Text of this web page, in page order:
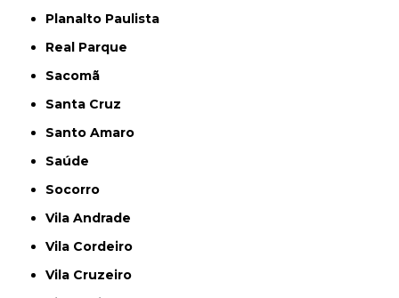
Planalto Paulista
Real Parque
Sacomã
Santa Cruz
Santo Amaro
Saúde
Socorro
Vila Andrade
Vila Cordeiro
Vila Cruzeiro